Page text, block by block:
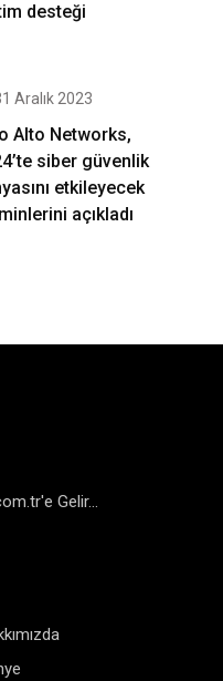
desteği
Aralık 2023
Alto Networks,
siber güvenlik
etkileyecek
açıkladı
Gelir...